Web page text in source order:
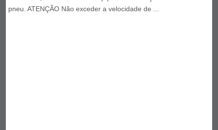
pneu. ATENÇÃO Não exceder a velocidade de ...